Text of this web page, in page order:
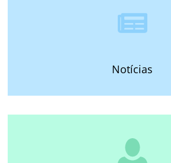
Notícias